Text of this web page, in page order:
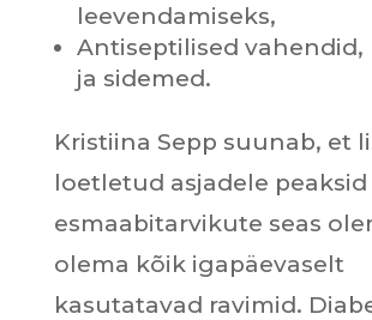
leevendamiseks,
Antiseptilised vahendid,
ja sidemed.
Kristiina Sepp suunab, et
loetletud asjadele peaksid
esmaabitarvikute seas
olema kõik igapäevaselt
kasutatavad ravimid.